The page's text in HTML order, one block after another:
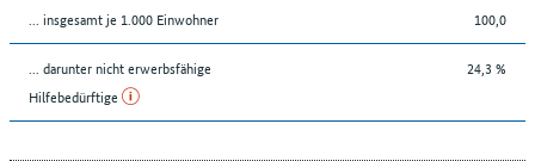
... insgesamt je 1.000 Einwohner 100,0
... darunter nicht erwerbsfähige
Hilfebedürftige
24,3 %